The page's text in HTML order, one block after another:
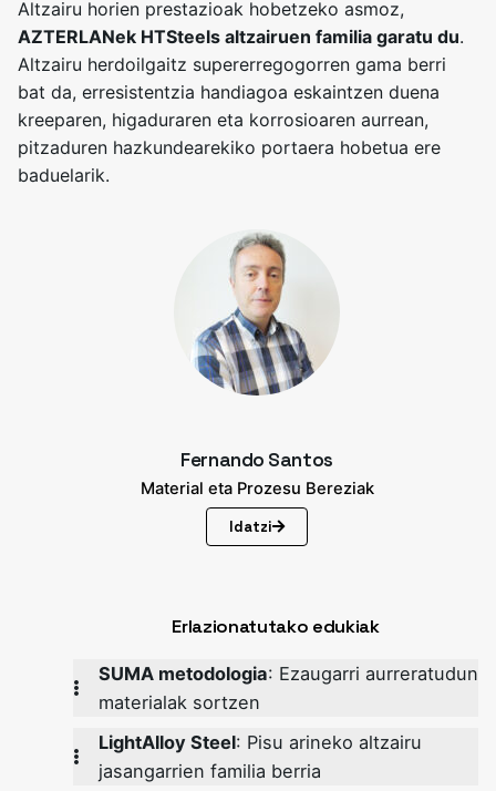
Altzairu horien prestazioak hobetzeko asmoz,
AZTERLANek HTSteels altzairuen familia garatu du.
Altzairu herdoilgaitz supererregogorren gama berri
bat da, erresistentzia handiagoa eskaintzen duena
kreeparen, higaduraren eta korrosioaren aurrean,
pitzaduren hazkundearekiko portaera hobetua ere
baduelarik.
Fernando Santos
Material eta Prozesu Bereziak
Idatzi
Erlazionatutako edukiak
SUMA metodologia: Ezaugarri aurreratudun
materialak sortzen
LightAlloy Steel: Pisu arineko altzairu
jasangarrien familia berria